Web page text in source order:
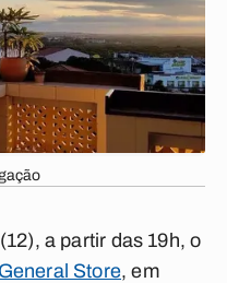
a partir das 19h, o
General Store, em